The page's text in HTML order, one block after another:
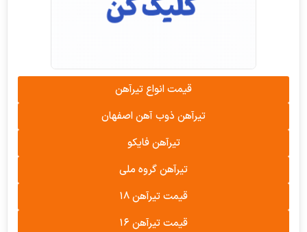
قیمت انواع تیرآهن
تیرآهن ذوب آهن اصفهان
تیرآهن فایکو
تیرآهن گروه ملی
قیمت تیرآهن ۱۸
قیمت تیرآهن ۱۶